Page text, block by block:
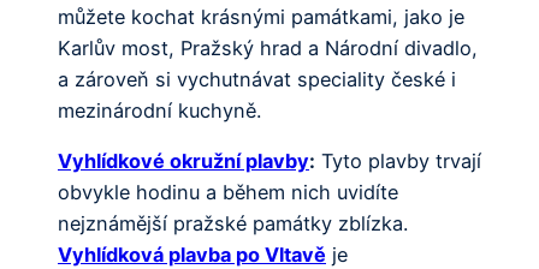
můžete kochat krásnými památkami, jako je
Karlův most, Pražský hrad a Národní divadlo,
a zároveň si vychutnávat speciality české i
mezinárodní kuchyně.
Vyhlídkové okružní plavby: Tyto plavby trvají
obvykle hodinu a během nich uvidíte
nejznámější pražské památky zblízka.
Vyhlídková plavba po Vltavě je